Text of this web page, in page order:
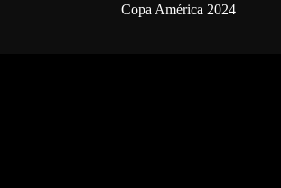
Copa América 2024